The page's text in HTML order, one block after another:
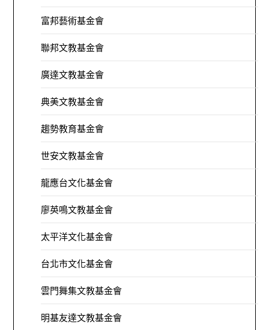
富邦藝術基金會
聯邦文教基金會
廣達文教基金會
典美文教基金會
趨勢教育基金會
世安文教基金會
龍應台文化基金會
廖英鳴文教基金會
太平洋文化基金會
台北市文化基金會
雲門舞集文教基金會
明基友達文教基金會